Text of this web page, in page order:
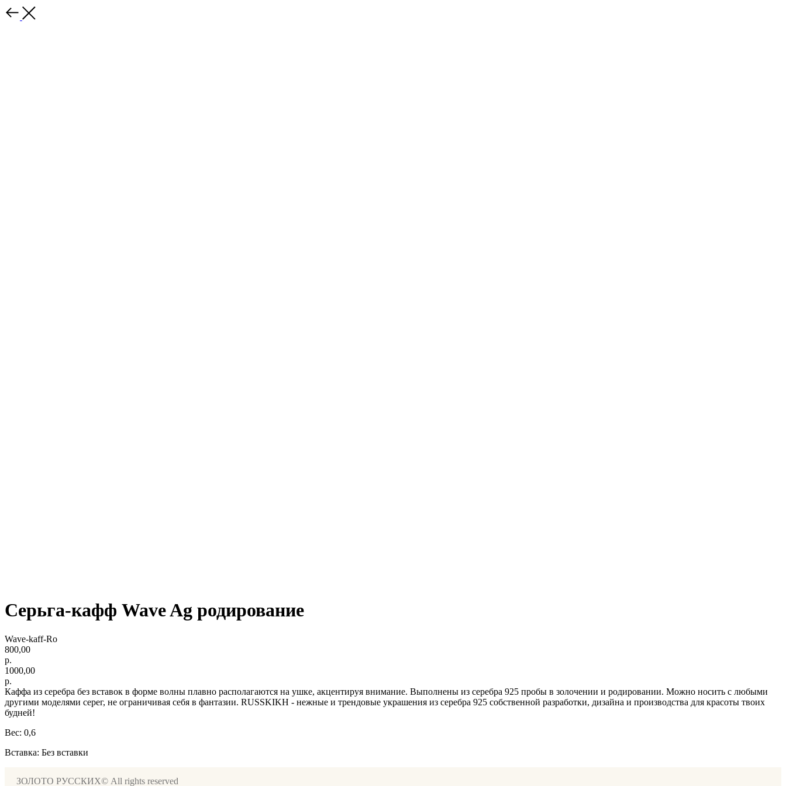
Серьга-кафф Wave Ag родирование
Wave-kaff-Ro
800,00
р.
1000,00
р.
Каффа из серебра без вставок в форме волны плавно располагаются на ушке, акцентируя внимание. Выполнены из серебра 925 пробы в золочении и родировании. Можно носить с любыми
другими моделями серег, не ограничивая себя в фантазии. RUSSKIKH - нежные и трендовые украшения из серебра 925 собственной разработки, дизайна и производства для красоты твоих
будней!
Вес: 0,6
Вставка: Без вставки
ЗОЛОТО РУССКИХ© All rights reserved